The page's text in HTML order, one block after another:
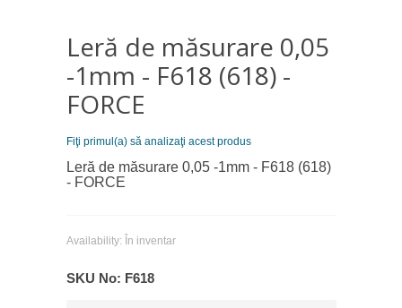
Leră de măsurare 0,05
-1mm - F618 (618) -
FORCE
Fiţi primul(a) să analizaţi acest produs
Leră de măsurare 0,05 -1mm - F618 (618)
- FORCE
Availability: În inventar
SKU No: F618